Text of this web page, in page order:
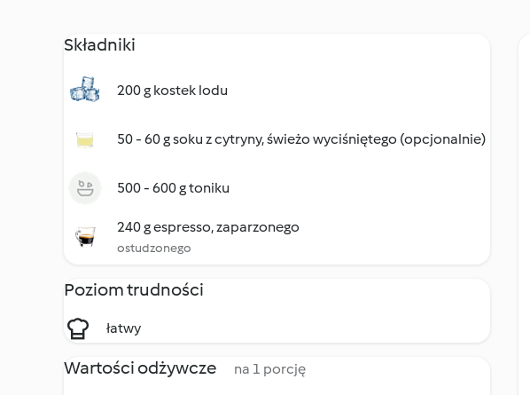
Składniki
200 g kostek lodu
50 - 60 g soku z cytryny, świeżo wyciśniętego (opcjonalnie)
500 - 600 g toniku
240 g espresso, zaparzonego
ostudzonego
Poziom trudności
łatwy
Wartości odżywcze na 1 porcję